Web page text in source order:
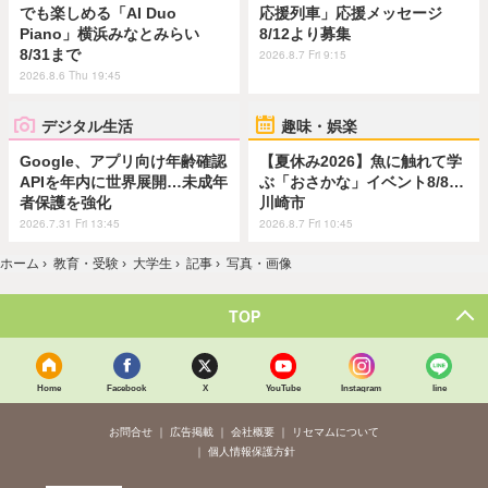
でも楽しめる「AI Duo
Piano」横浜みなとみらい
8/31まで
2026.8.6 Thu 19:45
応援列車」応援メッセージ
8/12より募集
2026.8.7 Fri 9:15
デジタル生活
Google、アプリ向け年齢確認
APIを年内に世界展開…未成年
者保護を強化
2026.7.31 Fri 13:45
趣味・娯楽
【夏休み2026】魚に触れて学
ぶ「おさかな」イベント8/8…
川崎市
2026.8.7 Fri 10:45
ホーム › 教育・受験 › 大学生 › 記事 › 写真・画像
TOP
Home Facebook X YouTube Instagram line
お問合せ 広告掲載 会社概要
リセマムについて
個人情報保護方針